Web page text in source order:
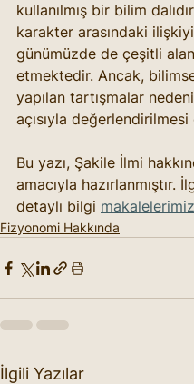
kullanılmış bir bilim
karakter arasındaki
günümüzde de çeşitli
etmektedir. Ancak,
yapılan tartışmalar
açısıyla
Bu yazı, Şakile İlmi
amacıyla hazırlanmıştır.
detaylı bilgi
Fizyonomi Hakkında
İlgili Yazılar